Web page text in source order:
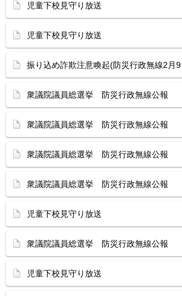
児童下校見守り放送
児童下校見守り放送
振り込め詐欺注意喚起(防災行政無線2月
衆議院議員総選挙 防災行政無線公報
衆議院議員総選挙 防災行政無線公報
衆議院議員総選挙 防災行政無線公報
衆議院議員総選挙 防災行政無線公報
児童下校見守り放送
衆議院議員総選挙 防災行政無線公報
児童下校見守り放送